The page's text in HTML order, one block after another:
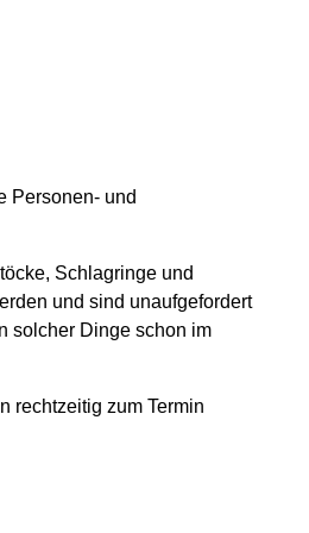
Personen- und
Schlagringe und
und sind unaufgefordert
solcher Dinge schon im
rechtzeitig zum Termin